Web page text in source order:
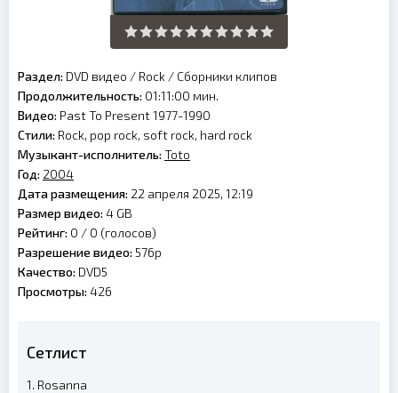
Раздел: DVD видео / Rock / Сборники клипов
Продолжительность: 01:11:00 мин.
Видео: Past To Present 1977-1990
Стили: Rock, pop rock, soft rock, hard rock
Музыкант-исполнитель: Toto
Год: 2004
Дата размещения: 22 апреля 2025, 12:19
Размер видео: 4 GB
Рейтинг: 0 / 0 (голосов)
Разрешение видео: 576p
Качество: DVD5
Просмотры: 426
Сетлист
1. Rosanna